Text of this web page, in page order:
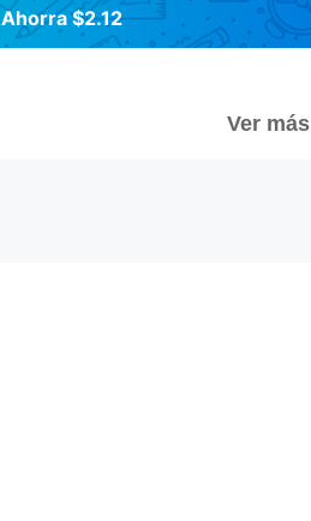
Ahorra $2.12
Ver más